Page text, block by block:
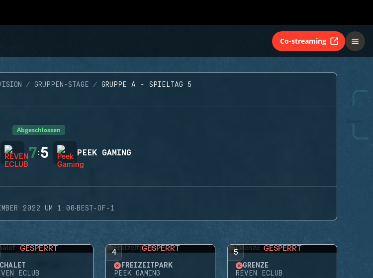
Co-streaming
GRUPPEN-STAGE GRUPPE A - SPIELTAG 5
Abgeschlossen
7:5 PEEK GAMING
2022 UM 1:00·BEST-OF-1
GESPERRT
ECLUB
4 GESPERRT
FREIZEITPARK
PEEK GAMING
5 GESPERRT
GRENZE
REVEN ECLUB